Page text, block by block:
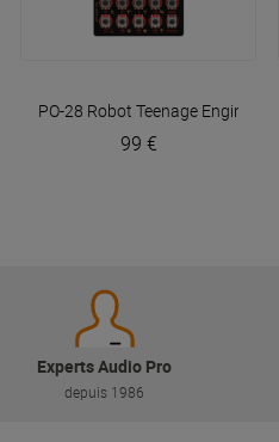
PO-28 Robot Teenage Engineering
99 €
Experts Audio Pro
depuis 1986